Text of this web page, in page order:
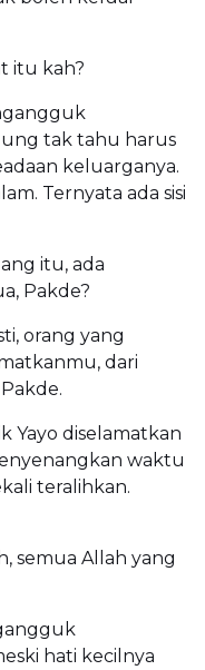
itu kah?
tak tahu harus
keluarganya.
Ternyata ada sisi
itu, ada
Pakde?
orang yang
dari
Yayo diselamatkan
waktu
teralihkan.
semua Allah yang
hati kecilnya